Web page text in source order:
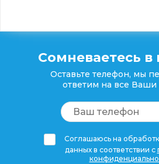
Сомневаетесь в
Оставьте телефон, мы
ответим на все Ваши
Соглашаюсь на
данных в соответствии с